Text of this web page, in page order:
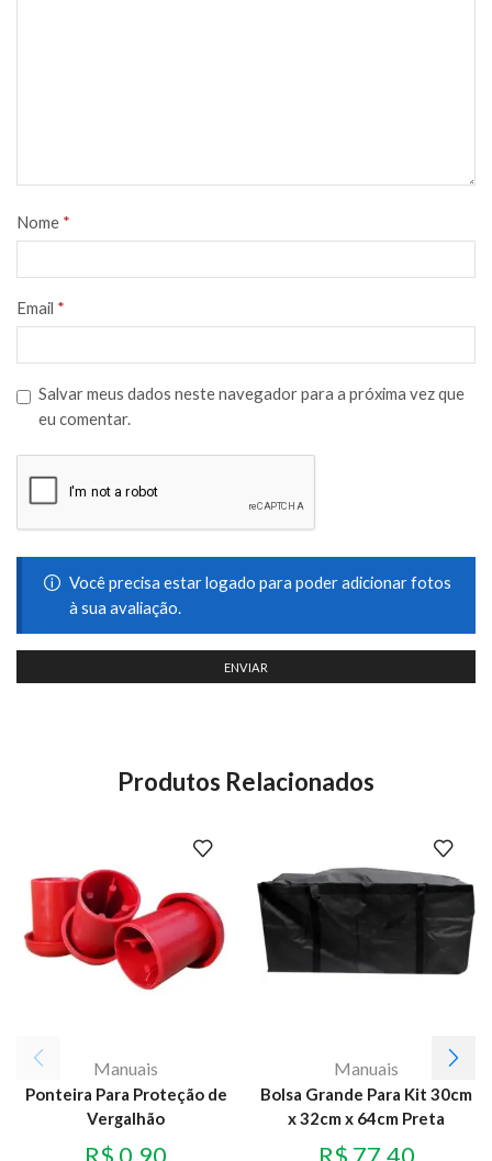
Nome *
Email *
Salvar meus dados neste navegador para a próxima vez que
eu comentar.
Você precisa estar logado para poder adicionar fotos
à sua avaliação.
Produtos Relacionados
Manuais
Ponteira Para Proteção de
Vergalhão
Manuais
Bolsa Grande Para Kit 30cm
x 32cm x 64cm Preta